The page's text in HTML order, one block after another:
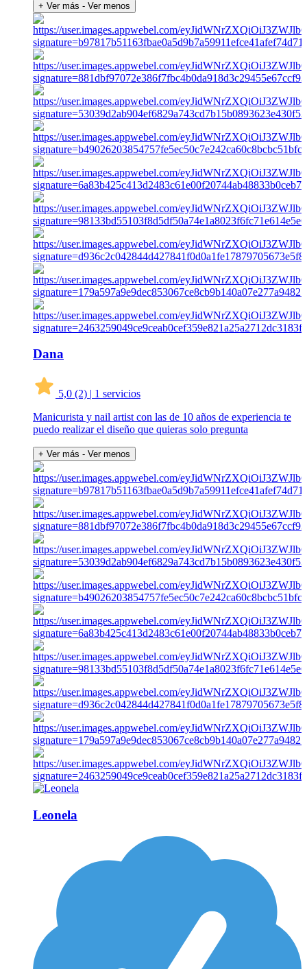
+ Ver más - Ver menos
Dana
5,0 (2) | 1 servicios
Manicurista y nail artist con las de 10 años de experiencia te
puedo realizar el diseño que quieras solo pregunta
+ Ver más - Ver menos
Leonela